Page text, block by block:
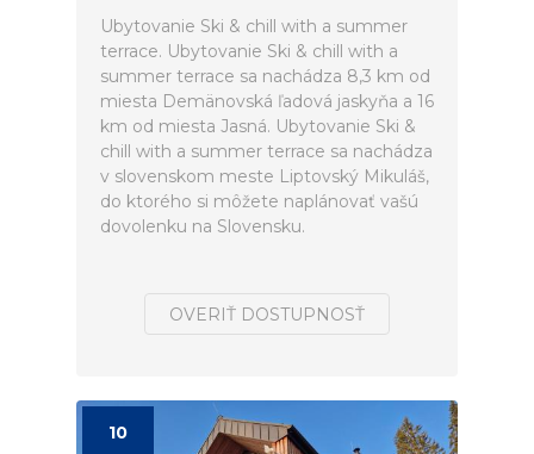
Ubytovanie Ski & chill with a summer
terrace. Ubytovanie Ski & chill with a
summer terrace sa nachádza 8,3 km od
miesta Demänovská ľadová jaskyňa a 16
km od miesta Jasná. Ubytovanie Ski &
chill with a summer terrace sa nachádza
v slovenskom meste Liptovský Mikuláš,
do ktorého si môžete naplánovať vašú
dovolenku na Slovensku.
OVERIŤ DOSTUPNOSŤ
10